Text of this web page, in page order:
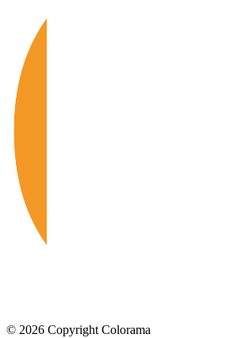
© 2026 Copyright Colorama